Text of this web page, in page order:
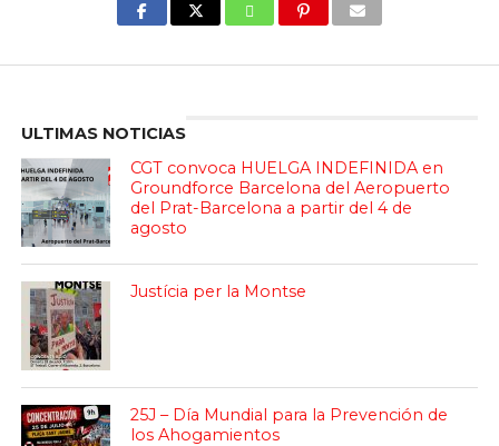
ULTIMAS NOTICIAS
CGT convoca HUELGA INDEFINIDA en
Groundforce Barcelona del Aeropuerto
del Prat-Barcelona a partir del 4 de
agosto
Justícia per la Montse
25J – Día Mundial para la Prevención de
los Ahogamientos